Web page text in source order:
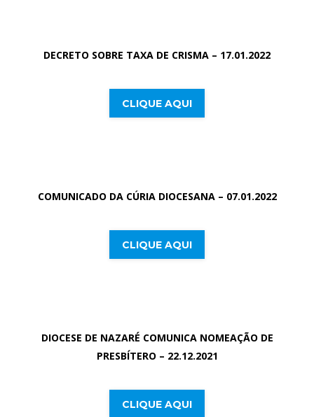
DECRETO SOBRE TAXA DE CRISMA – 17.01.2022
CLIQUE AQUI
COMUNICADO DA CÚRIA DIOCESANA – 07.01.2022
CLIQUE AQUI
DIOCESE DE NAZARÉ COMUNICA NOMEAÇÃO DE
PRESBÍTERO – 22.12.2021
CLIQUE AQUI